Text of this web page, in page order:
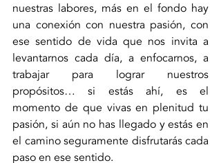
nuestras labores, más en el fondo hay
una conexión con nuestra pasión, con
ese sentido de vida que nos invita a
levantarnos cada día, a enfocarnos, a
trabajar para lograr nuestros
propósitos… si estás ahí, es el
momento de que vivas en plenitud tu
pasión, si aún no has llegado y estás en
el camino seguramente disfrutarás cada
paso en ese sentido.